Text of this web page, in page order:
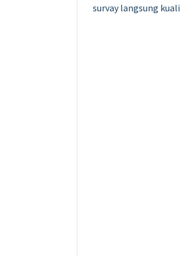
survay langsung